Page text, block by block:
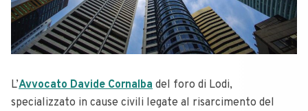
L’Avvocato Davide Cornalba del foro di Lodi,
specializzato in cause civili legate al risarcimento del